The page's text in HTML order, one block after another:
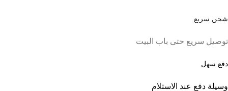
شحن سريع
توصيل سريع حتى باب البيت
دفع سهل
وسيلة دفع عند الاستلام